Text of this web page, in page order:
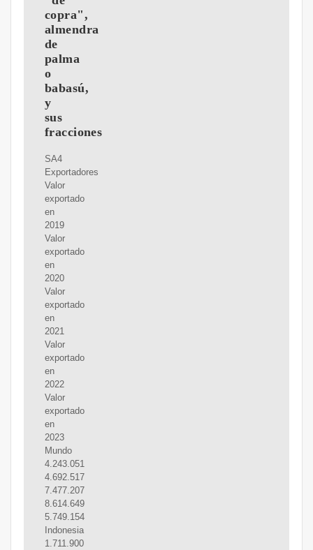
copra",
almendra
de
palma
o
babasú,
y
sus
fracciones
SA4
Exportadores
Valor
exportado
en
2019
Valor
exportado
en
2020
Valor
exportado
en
2021
Valor
exportado
en
2022
Valor
exportado
en
2023
Mundo
4.243.051
4.692.517
7.477.207
8.614.649
5.749.154
Indonesia
1.711.900